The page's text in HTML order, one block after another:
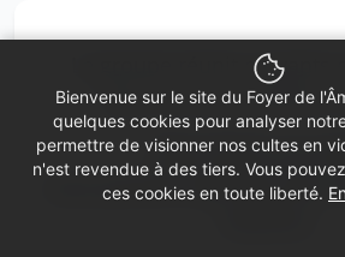
Le groupe réunit croyants
dans une atmosphère
Nous lisons ces
nous parlons aussi de nous,
Bienvenue sur le site du Foyer de
quelques cookies pour analyser
permettre de visionner nos cultes en
n'est revendue à des tiers. Vous
ces cookies en toute liberté.